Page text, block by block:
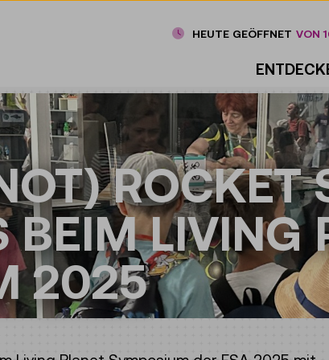
HEUTE GEÖFFNET VON
ROCKET
BEIM LIVING
2025